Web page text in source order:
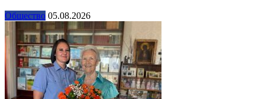
Общество 05.08.2026